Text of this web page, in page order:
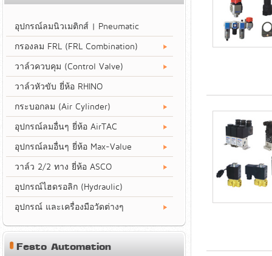
อุปกรณ์ลมนิวเมติกส์ | Pneumatic
กรองลม FRL (FRL Combination)
วาล์วควบคุม (Control Valve)
วาล์วหัวขับ ยี่ห้อ RHINO
กระบอกลม (Air Cylinder)
อุปกรณ์ลมอื่นๆ ยี่ห้อ AirTAC
อุปกรณ์ลมอื่นๆ ยี่ห้อ Max-Value
วาล์ว 2/2 ทาง ยี่ห้อ ASCO
อุปกรณ์ไฮดรอลิก (Hydraulic)
อุปกรณ์ และเครื่องมือวัดต่างๆ
Festo Automation